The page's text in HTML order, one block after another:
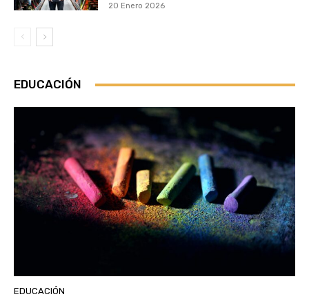
20 Enero 2026
EDUCACIÓN
EDUCACIÓN